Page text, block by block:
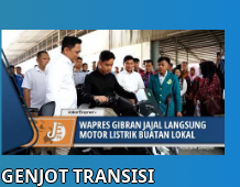
GENJOT TRANSISI